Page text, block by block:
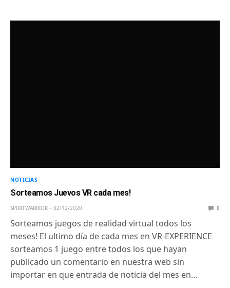
NOTICIAS
Sorteamos Juevos VR cada mes!
SPIRITWARRIOR 02/12/2020 0
Sorteamos juegos de realidad virtual todos los
meses! El ultimo día de cada mes en VR-EXPERIENCE
sorteamos 1 juego entre todos los que hayan
publicado un comentario en nuestra web sin
importar en que entrada de noticia del mes en…